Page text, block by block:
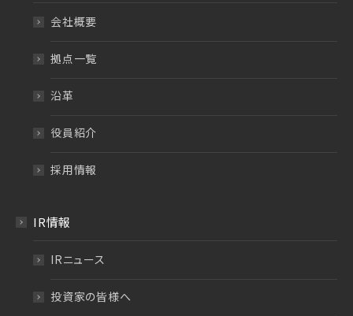
会社概要
拠点一覧
沿革
役員紹介
採用情報
IR情報
IRニュース
投資家の皆様へ